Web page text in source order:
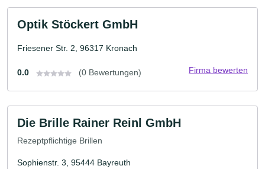
Optik Stöckert GmbH
Friesener Str. 2, 96317 Kronach
0.0 (0 Bewertungen) Firma bewerten
Die Brille Rainer Reinl GmbH
Rezeptpflichtige Brillen
Sophienstr. 3, 95444 Bayreuth